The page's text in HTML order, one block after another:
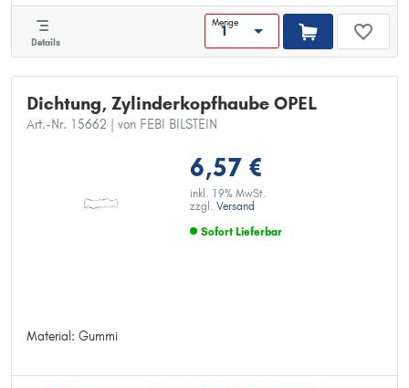
Details
Menge
Dichtung, Zylinderkopfhaube OPEL
Art.-Nr. 15662 | von FEBI BILSTEIN
6,57 €
inkl. 19% MwSt.
zzgl. Versand
Sofort Lieferbar
Material: Gummi
Material: Gummi